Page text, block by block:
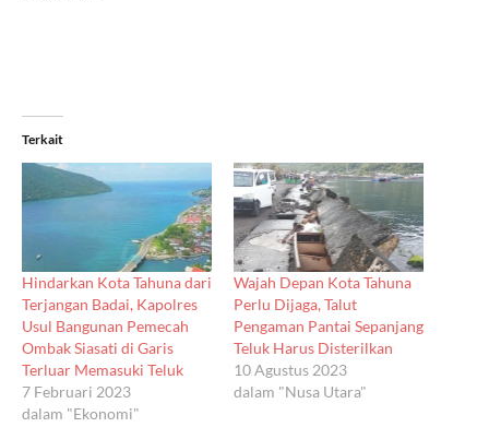
Terkait
Hindarkan Kota Tahuna dari
Terjangan Badai, Kapolres
Usul Bangunan Pemecah
Ombak Siasati di Garis
Terluar Memasuki Teluk
7 Februari 2023
dalam "Ekonomi"
Wajah Depan Kota Tahuna
Perlu Dijaga, Talut
Pengaman Pantai Sepanjang
Teluk Harus Disterilkan
10 Agustus 2023
dalam "Nusa Utara"